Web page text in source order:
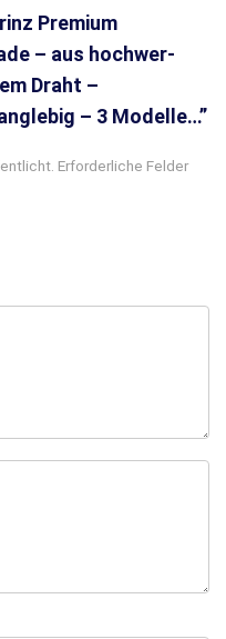
Premium
– aus hochwer-
Draht –
– 3 Modelle…”
Erforderliche Felder